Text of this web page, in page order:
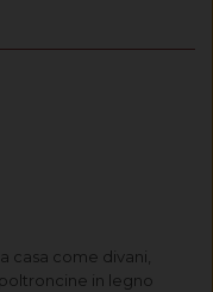
casa come divani,
in legno